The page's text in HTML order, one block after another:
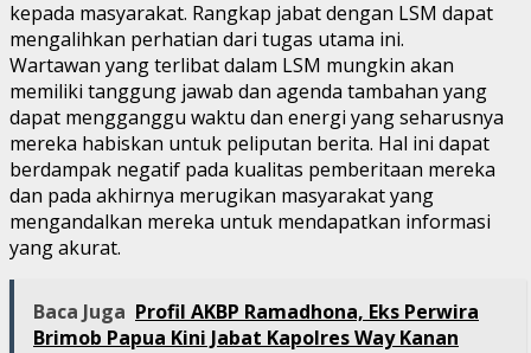
kepada masyarakat. Rangkap jabat dengan LSM dapat
mengalihkan perhatian dari tugas utama ini.
Wartawan yang terlibat dalam LSM mungkin akan
memiliki tanggung jawab dan agenda tambahan yang
dapat mengganggu waktu dan energi yang seharusnya
mereka habiskan untuk peliputan berita. Hal ini dapat
berdampak negatif pada kualitas pemberitaan mereka
dan pada akhirnya merugikan masyarakat yang
mengandalkan mereka untuk mendapatkan informasi
yang akurat.
Baca Juga Profil AKBP Ramadhona, Eks Perwira
Brimob Papua Kini Jabat Kapolres Way Kanan